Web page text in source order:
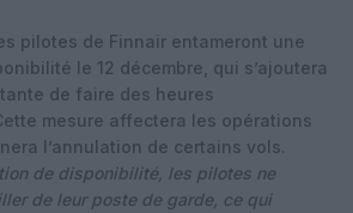
pilotes de Finnair entameront une
le 12 décembre, qui s’ajoutera
de faire des heures
mesure affectera les opérations
l’annulation de certains vols.
de disponibilité, les pilotes ne
de leur poste de garde, ce qui